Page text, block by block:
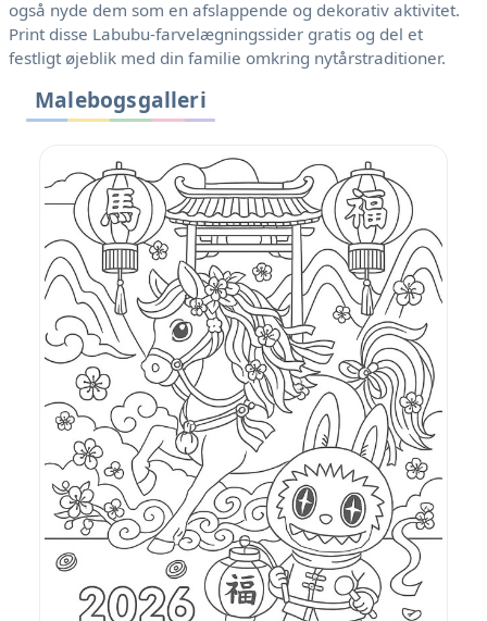
også nyde dem som en afslappende og dekorativ aktivitet.
Print disse Labubu-farvelægningssider gratis og del et
festligt øjeblik med din familie omkring nytårstraditioner.
Malebogsgalleri